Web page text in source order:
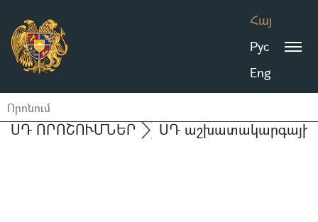
Հայ
Рус
Eng
ՍԴ ՈՐՈՇՈՒՄՆԵՐ ՍԴ աշխատակարգային